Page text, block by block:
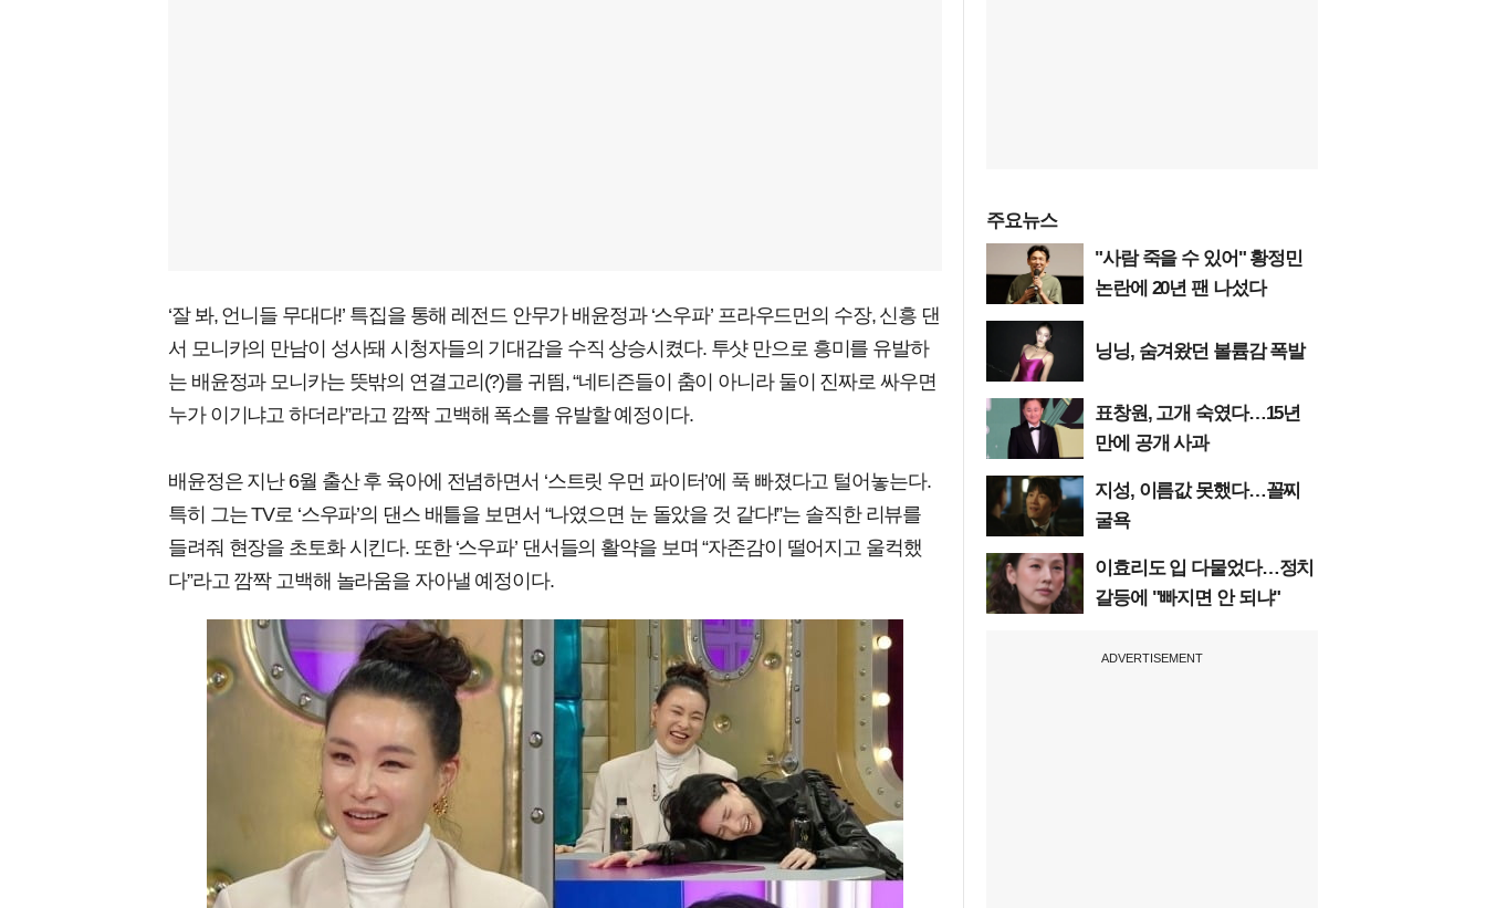
‘잘 봐, 언니들 무대다!’ 특집을 통해 레전드 안무가 배윤정과 ‘스우파’ 프라우드먼의 수장, 신흥 댄
서 모니카의 만남이 성사돼 시청자들의 기대감을 수직 상승시켰다. 투샷 만으로 흥미를 유발하
는 배윤정과 모니카는 뜻밖의 연결고리(?)를 귀띔, “네티즌들이 춤이 아니라 둘이 진짜로 싸우면
누가 이기냐고 하더라”라고 깜짝 고백해 폭소를 유발할 예정이다.
배윤정은 지난 6월 출산 후 육아에 전념하면서 ‘스트릿 우먼 파이터’에 푹 빠졌다고 털어놓는다.
특히 그는 TV로 ‘스우파’의 댄스 배틀을 보면서 “나였으면 눈 돌았을 것 같다!”는 솔직한 리뷰를
들려줘 현장을 초토화 시킨다. 또한 ‘스우파’ 댄서들의 활약을 보며 “자존감이 떨어지고 울컥했
다”라고 깜짝 고백해 놀라움을 자아낼 예정이다.
주요뉴스
"사람 죽을 수 있어" 황정민
논란에 20년 팬 나섰다
닝닝, 숨겨왔던 볼륨감 폭발
표창원, 고개 숙였다…15년
만에 공개 사과
지성, 이름값 못했다…꼴찌
굴욕
이효리도 입 다물었다…정치
갈등에 "빠지면 안 되냐"
ADVERTISEMENT